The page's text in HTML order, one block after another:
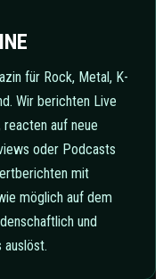
für Rock, Metal, K-
Wir berichten Live
auf neue
oder Podcasts
mit
möglich auf dem
und